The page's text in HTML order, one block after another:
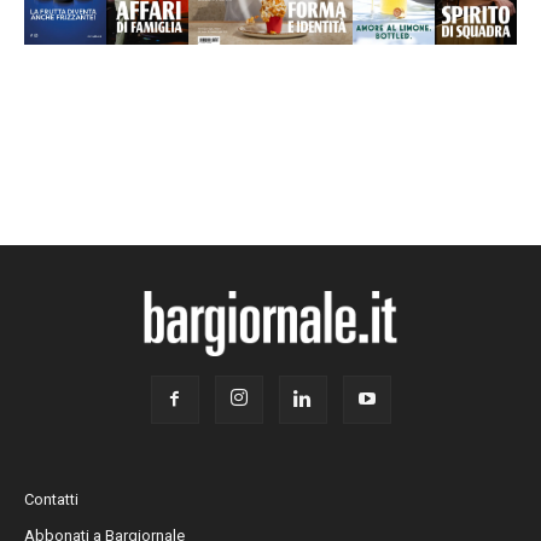
riuscito a comprarmi il locale”? Tanti grandi barman
settembre), invitando i bartender a rileggere lo Spritz in
qualità della materia prima: spirits, vini, garnish e
ghiaccio inclusi. Un modo, come un altro, per
italiano. S.N.
Contatti
Abbonati a Bargiornale